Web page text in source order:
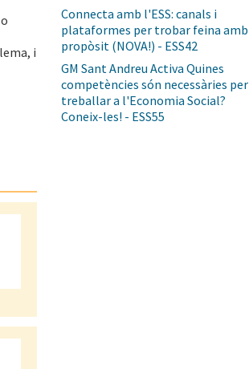
i
Connecta amb l'ESS: canals i
plataformes per trobar feina amb
propòsit (NOVA!) - ESS42
GM Sant Andreu Activa Quines
competències són necessàries per
treballar a l'Economia Social?
Coneix-les! - ESS55